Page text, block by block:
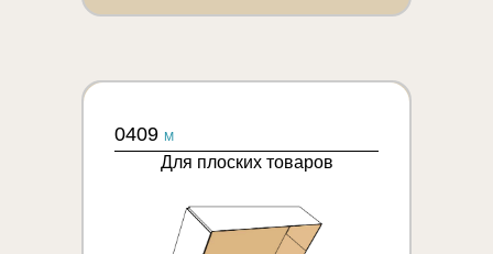
0409 M
Для плоских товаров